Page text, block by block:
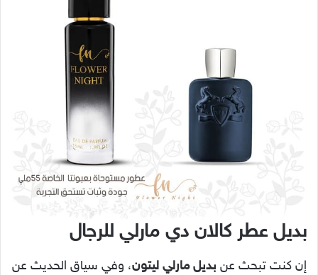
بديل عطر كالان دي مارلي للرجال
إن كنت تبحث عن بديل مارلي ليتون، وفي سياق الحديث عن